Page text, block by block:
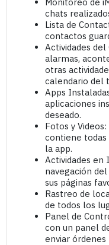
chats
Lista de
contactos
Actividades
alarmas,
otras
calendario del
Apps
aplicaciones
deseado.
Fotos y
contiene todas
la app.
Actividades en
navegación
sus páginas
Rastreo de
de todos los
Panel de
con un panel
enviar órdenes